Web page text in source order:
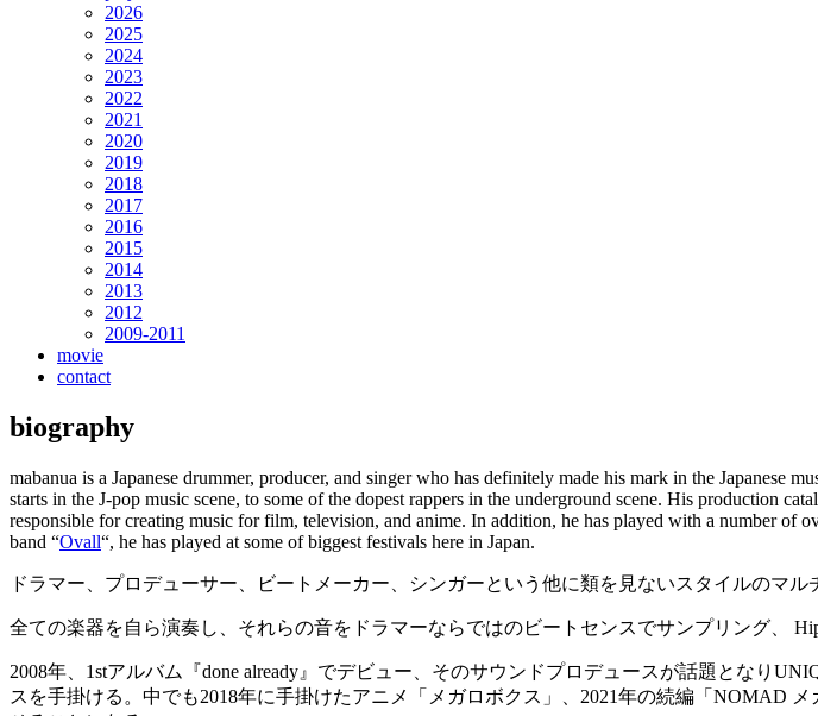
2026
2025
2024
2023
2022
2021
2020
2019
2018
2017
2016
2015
2014
2013
2012
2009-2011
movie
contact
biography
mabanua is a Japanese drummer, producer, and singer who has definitely made his mark in the Japanese
starts in the J-pop music scene, to some of the dopest rappers in the underground scene. His production
responsible for creating music for film, television, and anime. In addition, he has played with a number of
band “Ovall“, he has played at some of biggest festivals here in Japan.
ドラマー、プロデューサー、ビートメーカー、シンガーという他に類を見ないスタイルのマル
全ての楽器を自ら演奏し、それらの音をドラマーならではのビートセンスでサンプリング、
2008年、1stアルバム『done already』でデビュー、そのサウンドプロデュースが話題となり
スを手掛ける。中でも2018年に手掛けたアニメ「メガロボクス」、2021年の続編「NOMAD